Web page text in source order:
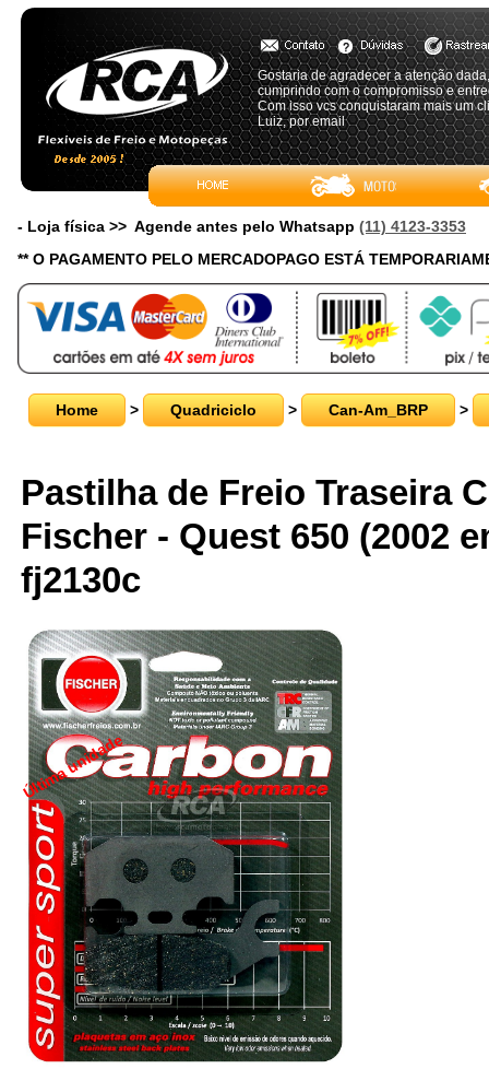
Gostaria de agradecer a atenção
cumprindo com o compromisso e
Com isso vcs conquistaram mais um
Luiz, por email
- Loja física >> Agende antes pelo Whatsapp (11) 4123-3353
** O PAGAMENTO PELO MERCADOPAGO ESTÁ
Home > Quadriciclo > Can-Am_BRP >
Pastilha de Freio Traseira
Fischer - Quest 650 (2002
fj2130c
Última unidade